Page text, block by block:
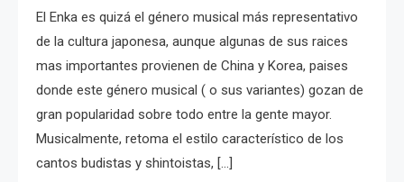
El Enka es quizá el género musical más representativo
de la cultura japonesa, aunque algunas de sus raices
mas importantes provienen de China y Korea, paises
donde este género musical ( o sus variantes) gozan de
gran popularidad sobre todo entre la gente mayor.
Musicalmente, retoma el estilo característico de los
cantos budistas y shintoistas, […]